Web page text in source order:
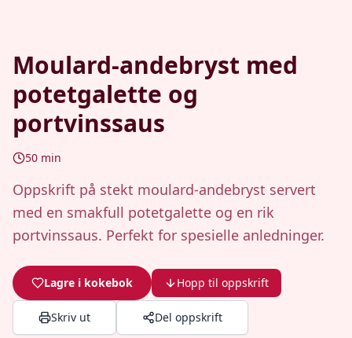
Moulard-andebryst med
potetgalette og
portvinssaus
50 min
Oppskrift på stekt moulard-andebryst servert
med en smakfull potetgalette og en rik
portvinssaus. Perfekt for spesielle anledninger.
Lagre i kokebok Hopp til oppskrift
Skriv ut Del oppskrift